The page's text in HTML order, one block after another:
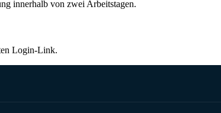
innerhalb von zwei Arbeitstagen.
Login-Link.